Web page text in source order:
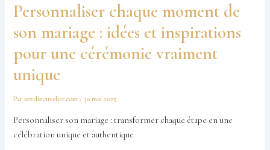
Personnaliser chaque moment de
son mariage : idées et inspirations
pour une cérémonie vraiment
unique
Parazzdincuvelier.com /30 mai 2025
Personnaliser son mariage : transformer chaque étape en une
célébration unique et authentique